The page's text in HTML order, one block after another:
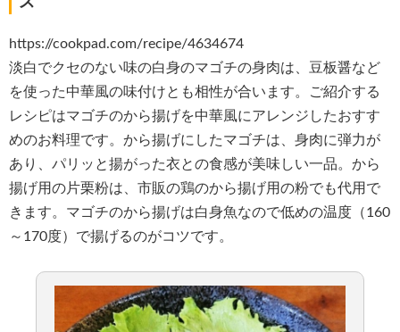
https://cookpad.com/recipe/4634674
淡白でクセのない味の白身のマゴチの身肉は、豆板醤など
を使った中華風の味付けとも相性が合います。ご紹介する
レシピはマゴチのから揚げを中華風にアレンジしたおすす
めのお料理です。から揚げにしたマゴチは、身肉に弾力が
あり、パリッと揚がった衣との食感が美味しい一品。から
揚げ用の片栗粉は、市販の鶏のから揚げ用の粉でも代用で
きます。マゴチのから揚げは白身魚なので低めの温度（160
～170度）で揚げるのがコツです。